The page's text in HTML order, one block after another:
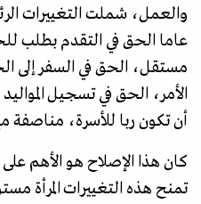
عاما الحق في التقدم بطلب
مستقل، الحق في السفر إلى
الأمر، الحق في تسجيل
أن تكون ربا للأسرة، مناصفة
كان هذا الإصلاح هو الأهم على
تمنح هذه التغييرات المرأة